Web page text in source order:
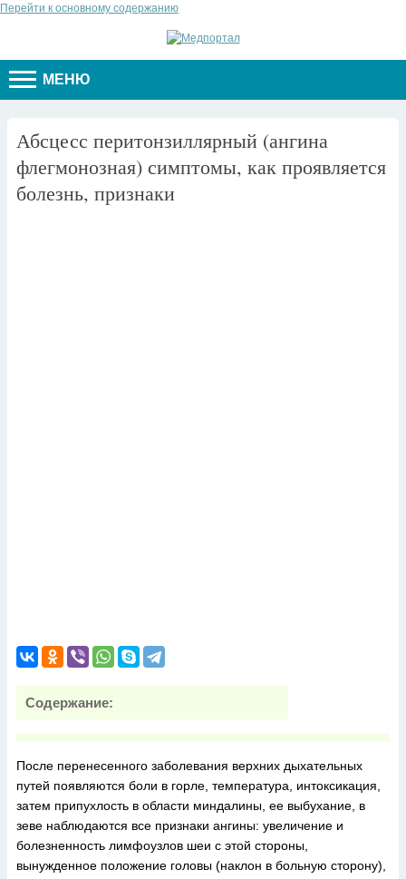
Перейти к основному содержанию
МЕНЮ
Абсцесс перитонзиллярный (ангина
флегмонозная) симптомы, как проявляется
болезнь, признаки
Содержание:
После перенесенного заболевания верхних дыхательных
путей появляются боли в горле, температура, интоксикация,
затем припухлость в области миндалины, ее выбухание, в
зеве наблюдаются все признаки ангины: увеличение и
болезненность лимфоузлов шеи с этой стороны,
вынужденное положение головы (наклон в больную сторону),